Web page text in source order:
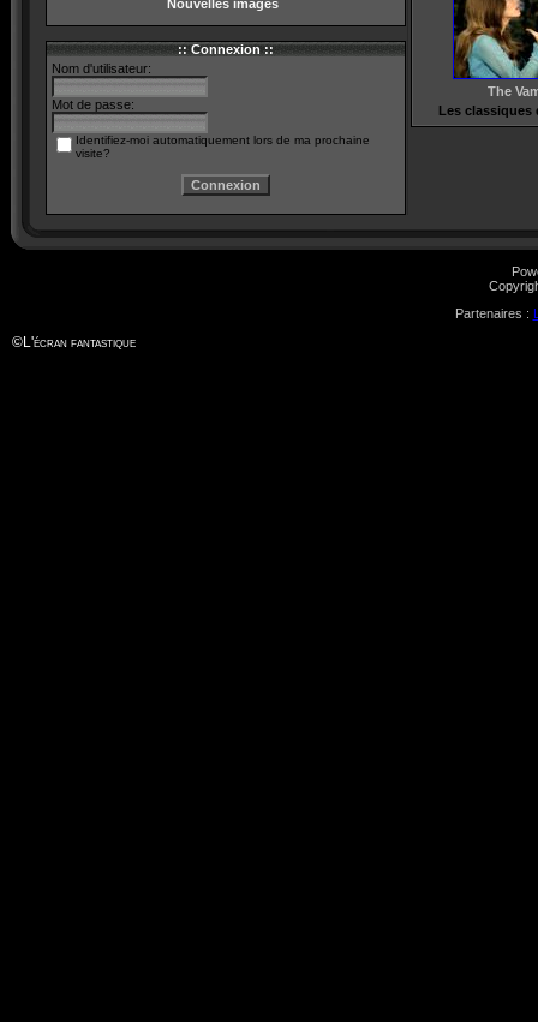
Nouvelles images
:: Connexion ::
Nom d'utilisateur:
Mot de passe:
Identifiez-moi automatiquement lors de ma prochaine
visite?
The
Les classiques
Partenaires :
©L'écran fantastique